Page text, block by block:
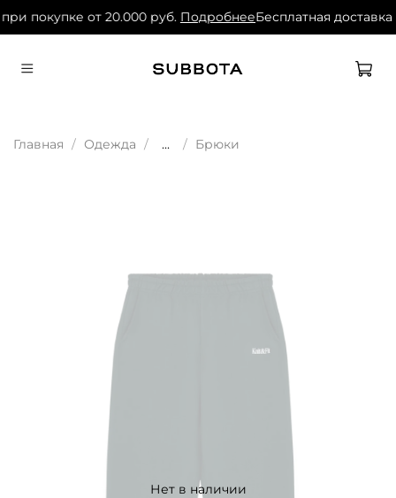
покупке от 20.000 руб. ПодробнееБесплатная
Главная Одежда ... Брюки
Нет в наличии